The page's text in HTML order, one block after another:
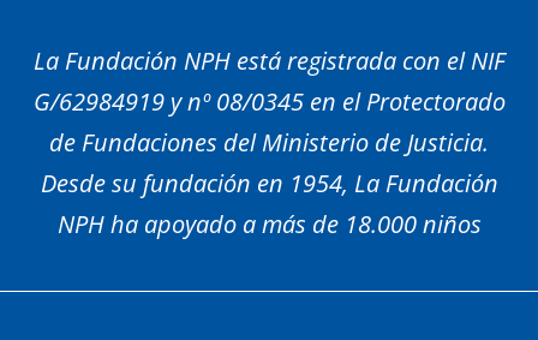
La Fundación NPH está registrada con el NIF
G/62984919 y nº 08/0345 en el Protectorado
de Fundaciones del Ministerio de Justicia.
Desde su fundación en 1954, La Fundación
NPH ha apoyado a más de 18.000 niños